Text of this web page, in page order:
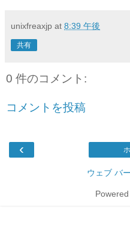
unixfreaxjp at 8:39 午後
共有
0 件のコメント:
コメントを投稿
‹
ウェブ バ